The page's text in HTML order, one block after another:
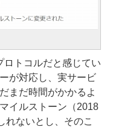
トコルだと感じてい
が対応し、実サービ
まだ時間がかかるよ
イルストーン（2018
れないとし、そのこ